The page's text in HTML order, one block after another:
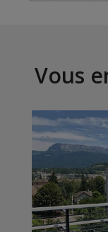
Vous